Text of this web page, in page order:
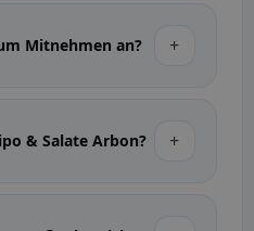
Mitnehmen an? +
& Salate Arbon? +